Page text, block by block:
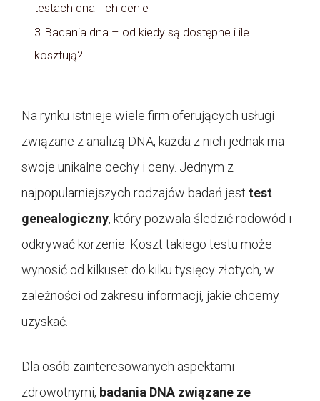
testach dna i ich cenie
3 Badania dna – od kiedy są dostępne i ile
kosztują?
Na rynku istnieje wiele firm oferujących usługi
związane z analizą DNA, każda z nich jednak ma
swoje unikalne cechy i ceny. Jednym z
najpopularniejszych rodzajów badań jest test
genealogiczny, który pozwala śledzić rodowód i
odkrywać korzenie. Koszt takiego testu może
wynosić od kilkuset do kilku tysięcy złotych, w
zależności od zakresu informacji, jakie chcemy
uzyskać.
Dla osób zainteresowanych aspektami
zdrowotnymi, badania DNA związane ze